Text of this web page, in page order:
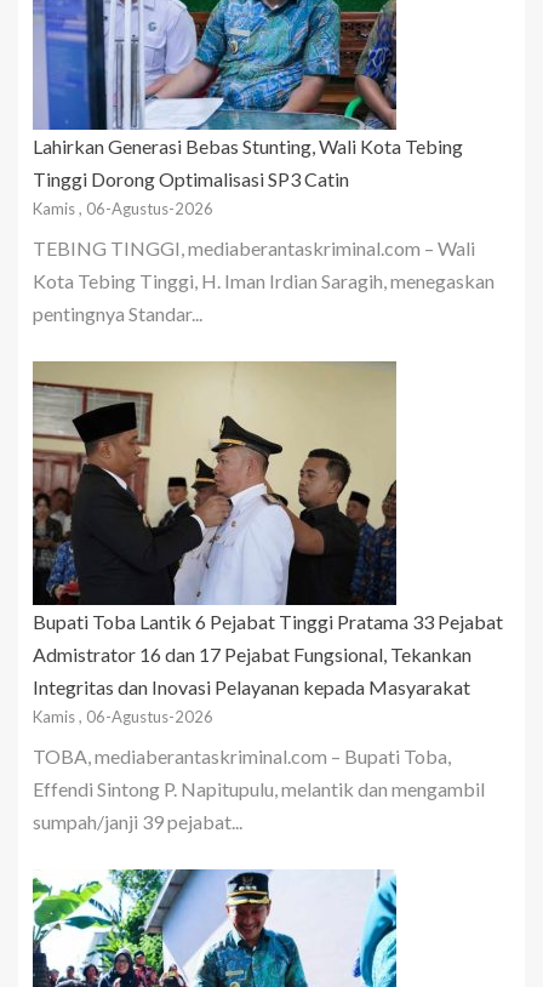
Lahirkan Generasi Bebas Stunting, Wali Kota Tebing
Tinggi Dorong Optimalisasi SP3 Catin
Kamis , 06-Agustus-2026
TEBING TINGGI, mediaberantaskriminal.com – Wali
Kota Tebing Tinggi, H. Iman Irdian Saragih, menegaskan
pentingnya Standar...
Bupati Toba Lantik 6 Pejabat Tinggi Pratama 33 Pejabat
Admistrator 16 dan 17 Pejabat Fungsional, Tekankan
Integritas dan Inovasi Pelayanan kepada Masyarakat
Kamis , 06-Agustus-2026
TOBA, mediaberantaskriminal.com – Bupati Toba,
Effendi Sintong P. Napitupulu, melantik dan mengambil
sumpah/janji 39 pejabat...